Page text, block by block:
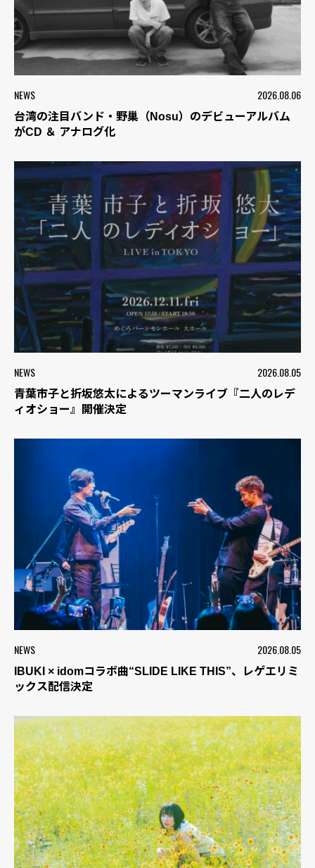
NEWS 2026.08.06
台湾の注目バンド・野巢（Nosu）のデビューアルバム
がCD ＆ アナログ化
NEWS 2026.08.05
青葉市子と折坂悠太によるツーマンライブ『二人のレデ
ィオショー』開催決定
NEWS 2026.08.05
IBUKI × idomコラボ曲“SLIDE LIKE THIS”、レゲエリミ
ックス配信決定